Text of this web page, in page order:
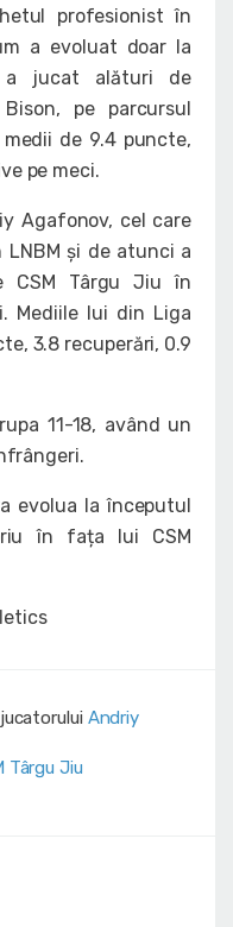
profesionist în
a evoluat doar la
a jucat alături de
pe parcursul
de 9.4 puncte,
pe meci.
Agafonov, cel care
și de atunci a
CSM Târgu Jiu în
Mediile lui din Liga
3.8 recuperări, 0.9
11-18, având un
evolua la începutul
în fața lui CSM
Andriy
Târgu Jiu